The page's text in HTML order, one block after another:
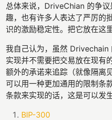
总体来说，DriveChian 的争
趣，也有许多人表达了严厉的
识的激励稳定性。把它放在这
我自己认为，虽然 Drivechain
实现并不需要把交易放在现有
额外的承诺来追踪（就像隔离
可以用一种更加通用的限制条
条款来实现的话，这是可以发生
BIP-300